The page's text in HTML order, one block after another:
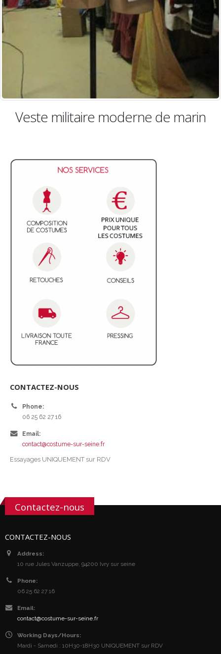
moderne de marin Veste
CONTACTEZ-NOUS
Phone:
06 25 62 27 16
Email:
contact@costume-sur-seine.fr
Essayages UNIQUEMENT sur RDV
Contactez-nous
CONTACTEZ-NOUS
Address:
10 rue Jules Vanzuppe, 94200 Ivry sur seine
Phone:
06 25 62 27 16
Email:
contact@costume-sur-seine.fr
Working Days/Hours:
Mardi - Samedi : 10H30-18H30 UNIQUEMENT sur RDV